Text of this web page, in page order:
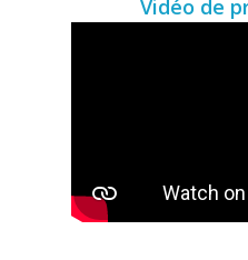
Vidéo de